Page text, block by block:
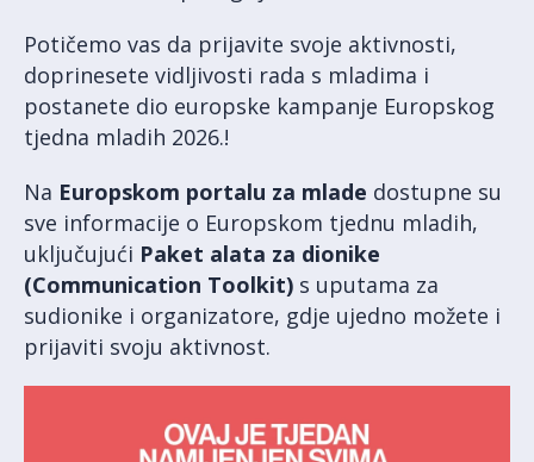
Potičemo vas da prijavite svoje aktivnosti,
doprinesete vidljivosti rada s mladima i
postanete dio europske kampanje Europskog
tjedna mladih 2026.!
Na Europskom portalu za mlade dostupne su
sve informacije o Europskom tjednu mladih,
uključujući Paket alata za dionike
(Communication Toolkit) s uputama za
sudionike i organizatore, gdje ujedno možete i
prijaviti svoju aktivnost.